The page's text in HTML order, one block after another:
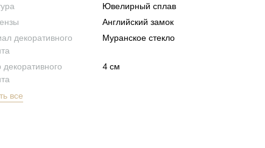
Ювелирный сплав
Английский замок
декоративного
Муранское стекло
4 см
все